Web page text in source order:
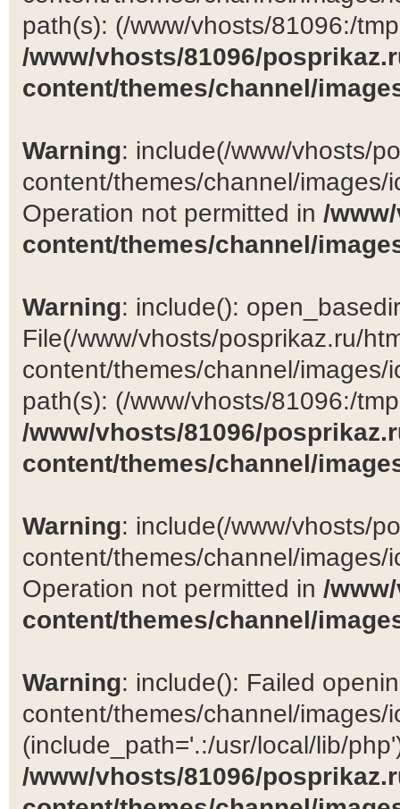
path(s): (/www/vhosts/81096:/
/www/vhosts/81096/
content/themes/channel/
Warning: include(/www/vhosts/
content/themes/channel/
Operation not permitted in /
content/themes/channel/
Warning: include():
File(/www/vhosts/posprikaz.ru/
content/themes/channel/
path(s): (/www/vhosts/81096:/
/www/vhosts/81096/
content/themes/channel/
Warning: include(/www/vhosts/
content/themes/channel/
Operation not permitted in /
content/themes/channel/
Warning: include(): Failed
content/themes/channel/images/
(include_path='.:/usr/local/lib/
/www/vhosts/81096/